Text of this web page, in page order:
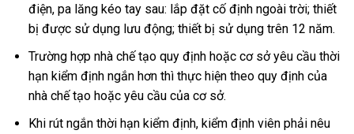
điện, pa lăng kéo tay sau: lắp đặt cố định ngoài trời; thiết
bị được sử dụng lưu động; thiết bị sử dụng trên 12 năm.
Trường hợp nhà chế tạo quy định hoặc cơ sở yêu cầu thời
hạn kiểm định ngắn hơn thì thực hiện theo quy định của
nhà chế tạo hoặc yêu cầu của cơ sở.
Khi rút ngắn thời hạn kiểm định, kiểm định viên phải nêu